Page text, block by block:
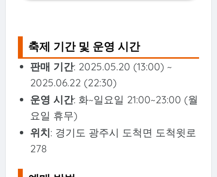
축제 기간 및 운영 시간
판매 기간: 2025.05.20 (13:00) ~
2025.06.22 (22:30)
운영 시간: 화~일요일 21:00~23:00 (월
요일 휴무)
위치: 경기도 광주시 도척면 도척윗로
278